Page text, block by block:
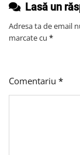
Lasă un
Adresa ta de email
marcate cu *
Comentariu *